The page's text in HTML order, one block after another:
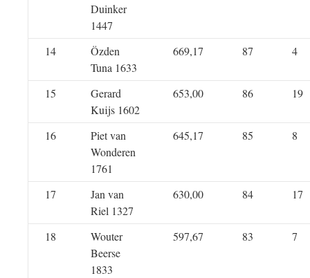
Duinker
1447
14
Özden
Tuna 1633
669,17 87 4
15
Gerard
Kuijs 1602
653,00 86 19
16
Piet van
Wonderen
1761
645,17 85 8
17
Jan van
Riel 1327
630,00 84 17
18
Wouter
Beerse
1833
597,67 83 7